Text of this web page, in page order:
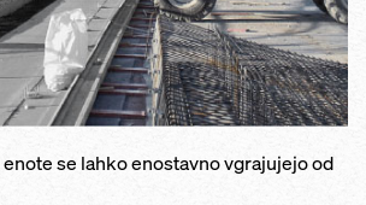
se lahko enostavno vgrajujejo od